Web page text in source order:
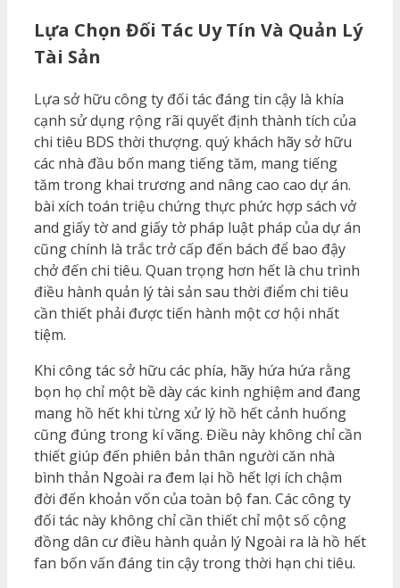
Lựa Chọn Đối Tác Uy Tín Và Quản Lý
Tài Sản
Lựa sở hữu công ty đối tác đáng tin cậy là khía
cạnh sử dụng rộng rãi quyết định thành tích của
chi tiêu BDS thời thượng. quý khách hãy sở hữu
các nhà đầu bốn mang tiếng tăm, mang tiếng
tăm trong khai trương and nâng cao cao dự án.
bài xích toán triệu chứng thực phức hợp sách vở
and giấy tờ and giấy tờ pháp luật pháp của dự án
cũng chính là trắc trở cấp đến bách để bao đậy
chở đến chi tiêu. Quan trọng hơn hết là chu trình
điều hành quản lý tài sản sau thời điểm chi tiêu
cần thiết phải được tiến hành một cơ hội nhất
tiệm.
Khi công tác sở hữu các phía, hãy hứa hứa rằng
bọn họ chỉ một bề dày các kinh nghiệm and đang
mang hồ hết khi từng xử lý hồ hết cảnh huống
cũng đúng trong kí vãng. Điều này không chỉ cần
thiết giúp đến phiên bản thân người căn nhà
bình thản Ngoài ra đem lại hồ hết lợi ích chậm
đời đến khoản vốn của toàn bộ fan. Các công ty
đối tác này không chỉ cần thiết chỉ một số cộng
đồng dân cư điều hành quản lý Ngoài ra là hồ hết
fan bốn vấn đáng tin cậy trong thời hạn chi tiêu.